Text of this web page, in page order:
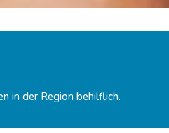
in der Region behilflich.